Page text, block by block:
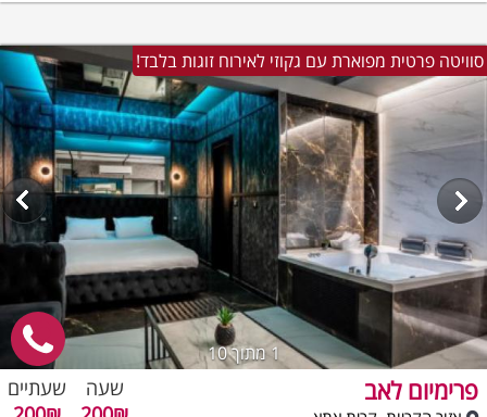
סוויטה פרטית מפוארת עם גקוזי לאירוח זוגות בלבד!
1מתוך 10
פרימיום לאב
שעה
שעתיים